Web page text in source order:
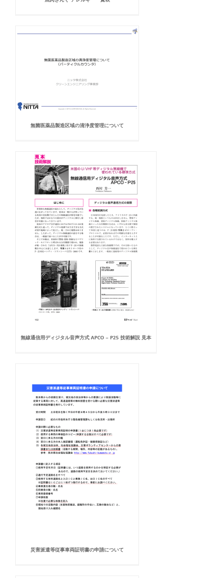
無菌医薬品製造区域の清浄度管理について
無線通信用ディジタル音声方式 APCO − P25 技術解説 見本
災害派遣等従事車両証明書の申請について